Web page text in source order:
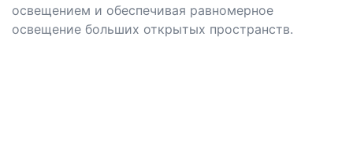
освещением и обеспечивая равномерное
освещение больших открытых пространств.